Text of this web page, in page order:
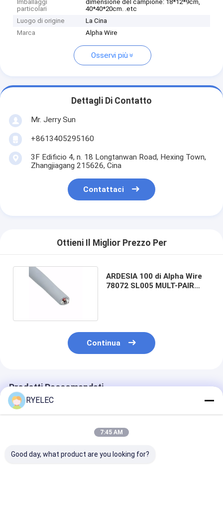
Imballaggi
particolari
dimensione del campione: 18*12*9cm,
40*40*20cm. .etc
Luogo di origine
La Cina
Marca
Alpha Wire
Osservi più
Dettagli Di Contatto
Mr. Jerry Sun
+8613405295160
3F Edificio 4, n. 18 Longtanwan Road, Hexing Town,
Zhangjiagang 215626, Cina
Contattaci
Ottieni Il Miglior Prezzo Per
ARDESIA 100 di Alpha Wire
78072 SL005 MULT-PAIR
Continua
Prodotti Raccomandati
RYELEC
7:45 AM
Good day, what product are you looking for?